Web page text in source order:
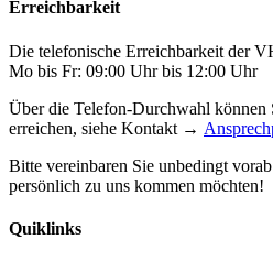
Erreichbarkeit
Die telefonische Erreichbarkeit der
Mo bis Fr: 09:00 Uhr bis 12:00 Uhr
Über die Telefon-Durchwahl können
erreichen, siehe Kontakt →
Bitte vereinbaren Sie unbedingt
persönlich zu uns kommen möchten!
Quiklinks